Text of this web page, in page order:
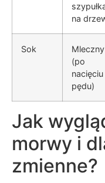
na
Sok
Mleczny
(po
nacięciu
pędu)
Jak
morwy i
zmienne?